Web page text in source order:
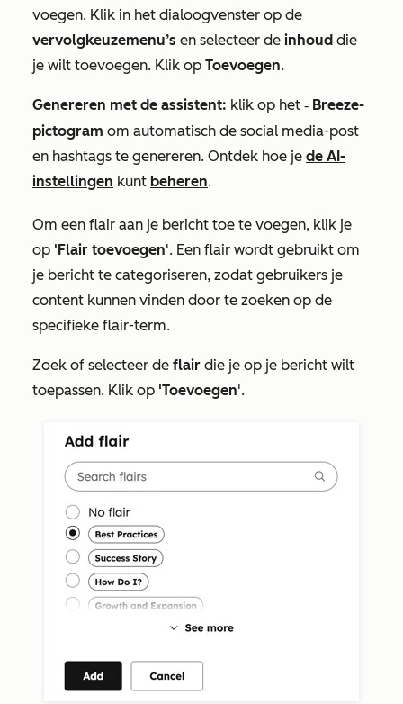
voegen. Klik in het dialoogvenster op de
vervolgkeuzemenu’s en selecteer de inhoud die
je wilt toevoegen. Klik op Toevoegen.
Genereren met de assistent: klik op het Breeze-pictogram Breeze-
pictogram om automatisch de social media-post
en hashtags te genereren. Ontdek hoe je de AI-
instellingen kunt beheren.
Om een flair aan je bericht toe te voegen, klik je
op 'Flair toevoegen'. Een flair wordt gebruikt om
je bericht te categoriseren, zodat gebruikers je
content kunnen vinden door te zoeken op de
specifieke flair-term.
Zoek of selecteer de flair die je op je bericht wilt
toepassen. Klik op 'Toevoegen'.